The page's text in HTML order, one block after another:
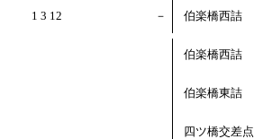
1 3 12 － 伯楽橋西詰
伯楽橋西詰
伯楽橋東詰
四ツ橋交差点